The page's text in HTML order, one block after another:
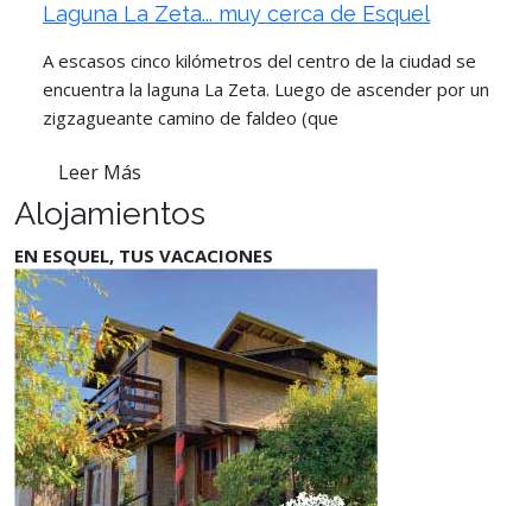
Laguna La Zeta... muy cerca de Esquel
A escasos cinco kilómetros del centro de la ciudad se
encuentra la laguna La Zeta. Luego de ascender por un
zigzagueante camino de faldeo (que
Leer Más
Alojamientos
EN ESQUEL, TUS VACACIONES